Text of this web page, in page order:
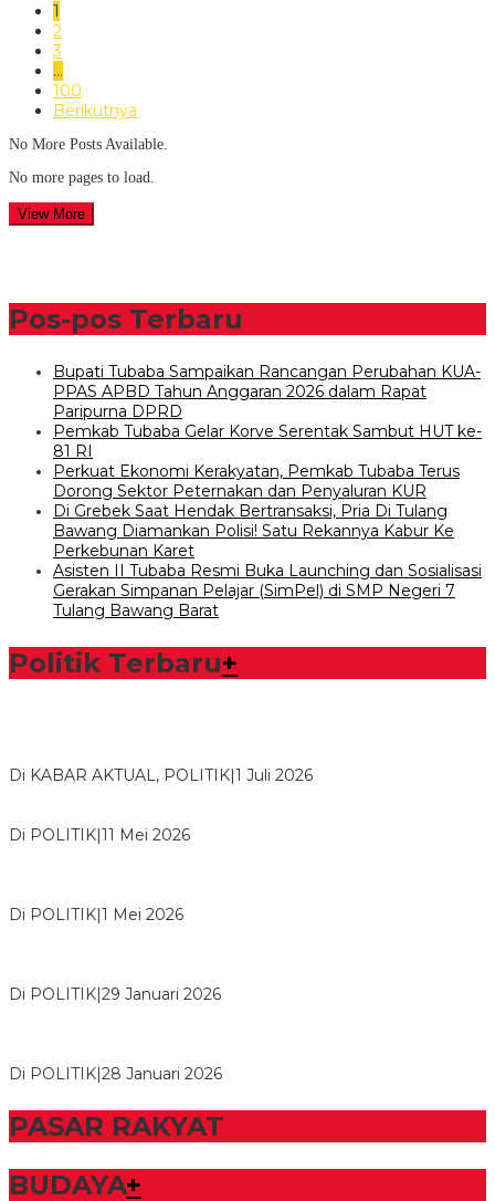
1
2
3
…
100
Berikutnya
No More Posts Available.
No more pages to load.
View More
Pos-pos Terbaru
Bupati Tubaba Sampaikan Rancangan Perubahan KUA-
PPAS APBD Tahun Anggaran 2026 dalam Rapat
Paripurna DPRD
Pemkab Tubaba Gelar Korve Serentak Sambut HUT ke-
81 RI
Perkuat Ekonomi Kerakyatan, Pemkab Tubaba Terus
Dorong Sektor Peternakan dan Penyaluran KUR
Di Grebek Saat Hendak Bertransaksi, Pria Di Tulang
Bawang Diamankan Polisi! Satu Rekannya Kabur Ke
Perkebunan Karet
Asisten II Tubaba Resmi Buka Launching dan Sosialisasi
Gerakan Simpanan Pelajar (SimPel) di SMP Negeri 7
Tulang Bawang Barat
Politik Terbaru+
Di KABAR AKTUAL, POLITIK|1 Juli 2026
Di POLITIK|11 Mei 2026
Di POLITIK|1 Mei 2026
Di POLITIK|29 Januari 2026
Di POLITIK|28 Januari 2026
PASAR RAKYAT
BUDAYA+